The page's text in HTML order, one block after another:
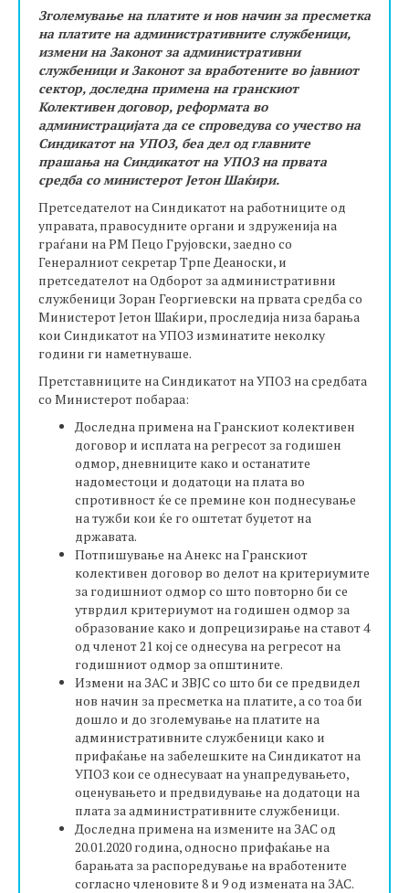
Зголемување на платите и нов начин за пресметка
на платите на административните службеници,
измени на Законот за административни
службеници и Законот за вработените во јавниот
сектор, доследна примена на гранскиот
Колективен договор, реформата во
администрацијата да се спроведува со учество на
Синдикатот на УПОЗ, беа дел од главните
прашања на Синдикатот на УПОЗ на првата
средба со министерот Јетон Шаќири.
Претседателот на Синдикатот на работниците од
управата, правосудните органи и здруженија на
граѓани на РМ Пецо Грујовски, заедно со
Генералниот секретар Трпе Деаноски, и
претседателот на Одборот за административни
службеници Зоран Георгиевски на првата средба со
Министерот Јетон Шаќири, проследија низа барања
кои Синдикатот на УПОЗ изминатите неколку
години ги наметнуваше.
Претставниците на Синдикатот на УПОЗ на средбата
со Министерот побараа:
Доследна примена на Гранскиот колективен
договор и исплата на регресот за годишен
одмор, дневниците како и останатите
надоместоци и додатоци на плата во
спротивност ќе се премине кон поднесување
на тужби кои ќе го оштетат буџетот на
државата.
Потпишување на Анекс на Гранскиот
колективен договор во делот на критериумите
за годишниот одмор со што повторно би се
утврдил критериумот на годишен одмор за
образование како и допрецизирање на ставот 4
од членот 21 кој се однесува на регресот на
годишниот одмор за општините.
Измени на ЗАС и ЗВЈС со што би се предвидел
нов начин за пресметка на платите, а со тоа би
дошло и до зголемување на платите на
административните службеници како и
прифаќање на забелешките на Синдикатот на
УПОЗ кои се однесуваат на унапредувањето,
оценувањето и предвидување на додатоци на
плата за административните службеници.
Доследна примена на измените на ЗАС од
20.01.2020 година, односно прифаќање на
барањата за распоредување на вработените
согласно членовите 8 и 9 од измената на ЗАС.